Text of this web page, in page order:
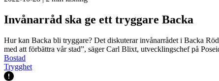
Invånarråd ska ge ett tryggare Backa
Hur kan Backa bli tryggare? Det diskuterar invånarrådet i Backa
med att förbättra vår stad”, säger Carl Blixt, utvecklingschef på
Bostad
Trygghet